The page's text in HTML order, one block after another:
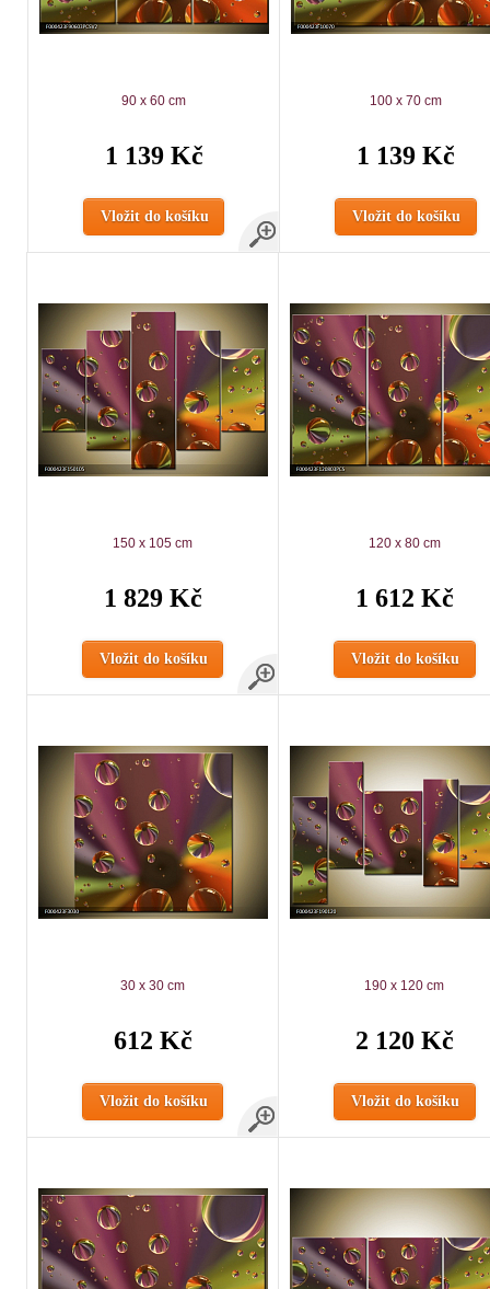
90 x 60 cm
1 139 Kč
Vložit do košíku
100 x 70 cm
1 139 Kč
Vložit do košíku
150 x 105 cm
1 829 Kč
Vložit do košíku
120 x 80 cm
1 612 Kč
Vložit do košíku
30 x 30 cm
612 Kč
Vložit do košíku
190 x 120 cm
2 120 Kč
Vložit do košíku